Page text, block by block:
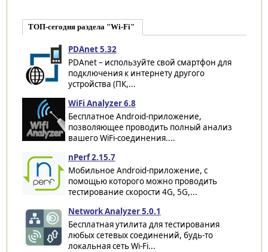
ТОП-сегодня раздела "Wi-Fi"
PDAnet 5.32
PDAnet – используйте свой смартфон для
подключения к интернету другого
устройства (ПК,...
WiFi Analyzer 6.8
Бесплатное Android-приложение,
позволяющее проводить полный анализ
вашего WiFi-соединения....
nPerf 2.15.7
Мобильное Android-приложение, с
помощью которого можно проводить
тестирование скорости 4G, 5G,...
Network Analyzer 5.0.1
Бесплатная утилита для тестирования
любых сетевых соединений, будь-то
локальная сеть Wi-Fi...